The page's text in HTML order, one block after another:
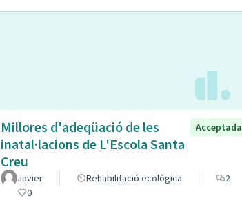
Millores d'adeqüació de les
inatal·lacions de L'Escola Santa
Creu
Acceptada
Javier Rehabilitació ecològica
2
0